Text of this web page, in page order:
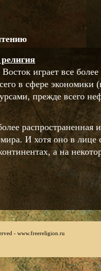
играет все
в сфере экономики
прежде всего
распространенная
И хотя оно в лице
а на
- www.freereligion.ru